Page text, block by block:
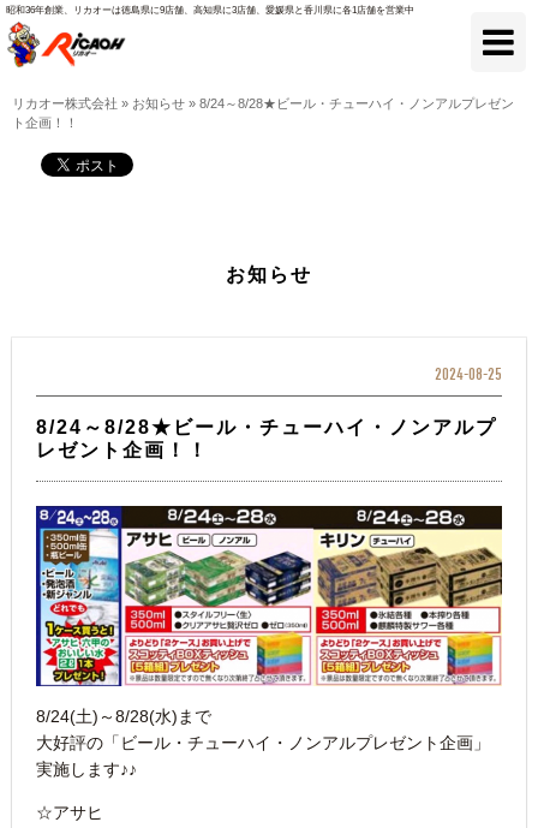
昭和36年創業、リカオーは徳島県に9店舗、高知県に3店舗、愛媛県と香川県に各1店舗を営業中
リカオー株式会社 » お知らせ » 8/24～8/28★ビール・チューハイ・ノンアルプレゼン
ト企画！！
お知らせ
2024-08-25
8/24～8/28★ビール・チューハイ・ノンアルプ
レゼント企画！！
8/24(土)～8/28(水)まで
大好評の「ビール・チューハイ・ノンアルプレゼント企画」
実施します♪♪
☆アサヒ